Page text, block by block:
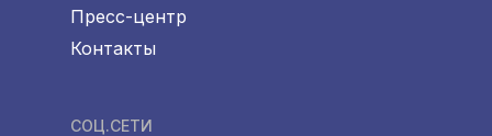
СОЦ.СЕТИ
Пресс-центр
Контакты